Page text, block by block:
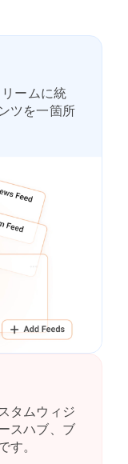
ームに統
ツを一箇所
タムウィジ
スハブ、ブ
す。